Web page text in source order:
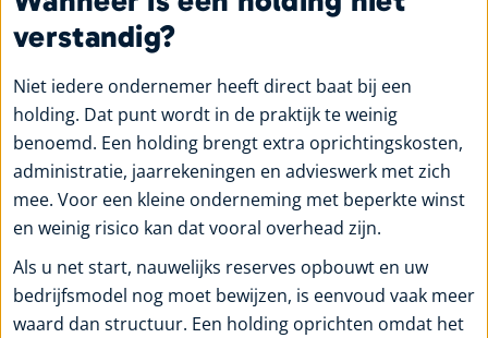
verstandig?
Niet iedere ondernemer heeft direct baat bij een
holding. Dat punt wordt in de praktijk te weinig
benoemd. Een holding brengt extra oprichtingskosten,
administratie, jaarrekeningen en advieswerk met zich
mee. Voor een kleine onderneming met beperkte winst
en weinig risico kan dat vooral overhead zijn.
Als u net start, nauwelijks reserves opbouwt en uw
bedrijfsmodel nog moet bewijzen, is eenvoud vaak meer
waard dan structuur. Een holding oprichten omdat het